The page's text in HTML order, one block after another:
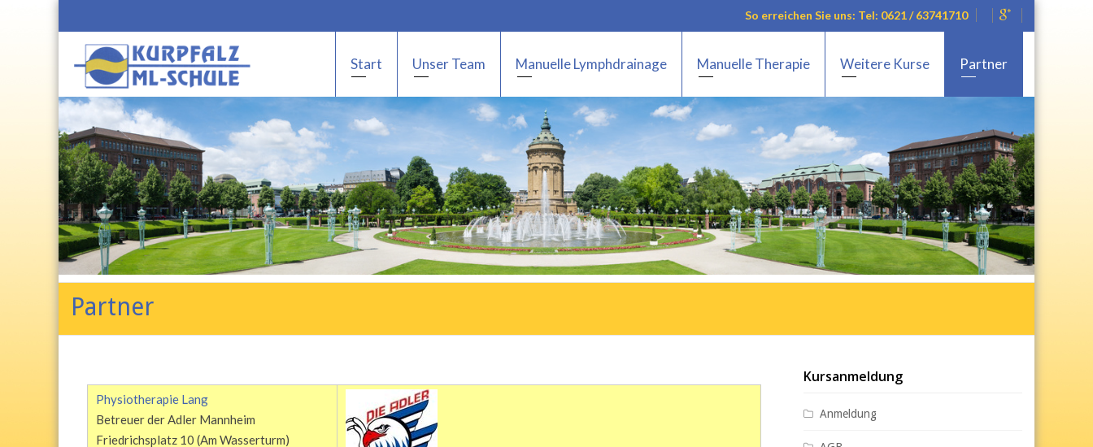
So erreichen Sie uns: Tel: 0621 / 63741710
Start Unser Team Manuelle Lymphdrainage Manuelle Therapie Weitere Kurse Partner
Partner
Physiotherapie Lang
Betreuer der Adler Mannheim
Friedrichsplatz 10 (Am Wasserturm)
Kursanmeldung
Anmeldung